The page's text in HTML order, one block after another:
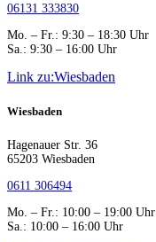
06131 333830
Mo. – Fr.: 9:30 – 18:30 Uhr
Sa.: 9:30 – 16:00 Uhr
Link zu:Wiesbaden
Wiesbaden
Hagenauer Str. 36
65203 Wiesbaden
0611 306494
Mo. – Fr.: 10:00 – 19:00 Uhr
Sa.: 10:00 – 16:00 Uhr